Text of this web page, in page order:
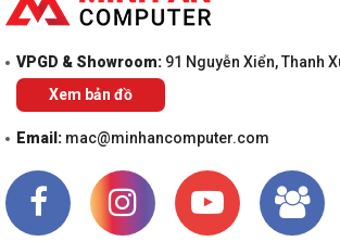
Duty: Warzone,... Nếu bạn đang có nhu cầu
game, hãy liên hệ ngay hotline 1800 6321 để
hơn.
VPGD & Showroom: 91 Nguyễn Xiển, Thanh
Xem bản đồ
Email: mac@minhancomputer.com